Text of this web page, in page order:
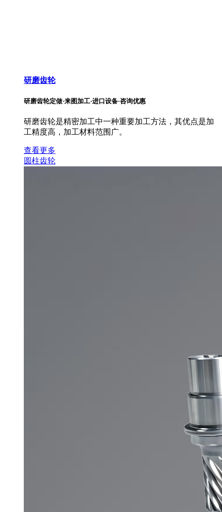
研磨齿轮
研磨齿轮定做·来图加工·进口设备·咨询优惠
研磨齿轮是精密加工中一种重要加工方法，其优点是加
工精度高，加工材料范围广。
查看更多
圆柱齿轮